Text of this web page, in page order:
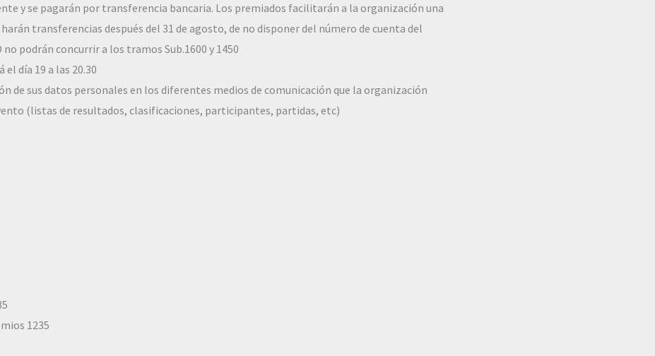
y se pagarán por transferencia bancaria. Los premiados facilitarán a la organización una
transferencias después del 31 de agosto, de no disponer del número de cuenta del
podrán concurrir a los tramos Sub.1600 y 1450
día 19 a las 20.30
sus datos personales en los diferentes medios de comunicación que la organización
(listas de resultados, clasificaciones, participantes, partidas, etc)
1235